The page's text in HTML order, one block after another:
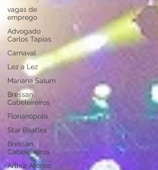
vagas de
emprego
Advogado
Carlos Tapias
Carnaval
Lez a Lez
Mariana Salum
Bressan
Cabeleireiros
Florianópolis
Star Beatles
Bressan
Cabeleireiros
Arthur Afonso